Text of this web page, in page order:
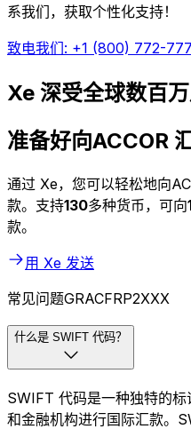
系我们，获取个性化支持！
致电我们: +1 (800) 772-
Xe 深受全球数百
准备好向ACCOR
通过 Xe，您可以轻松地向
款。支持130多种货币，可向
款。
用 Xe 发送
常见问题GRACFRP2XXX
什么是 SWIFT 代码？
SWIFT 代码是一种独特的
和金融机构进行国际汇款。